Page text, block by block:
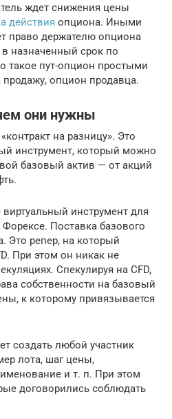
ждет снижения цены
действия опциона. Иными
право держателю опциона
назначенный срок по
такое пут-опцион простыми
опцион продавца.
они нужны
на разницу». Это
инструмент, который можно
базовый актив — от акций
инструмент для
Поставка базового
Это репер, на который
При этом он никак не
Спекулируя на CFD,
собственности на базовый
к которому привязывается
создать любой участник
лота, шаг цены,
и т. п. При этом
договорились соблюдать